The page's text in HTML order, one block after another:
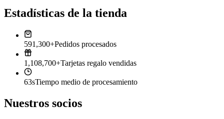
Estadísticas de la tienda
591,300+Pedidos procesados
1,108,700+Tarjetas regalo vendidas
63sTiempo medio de procesamiento
Nuestros socios